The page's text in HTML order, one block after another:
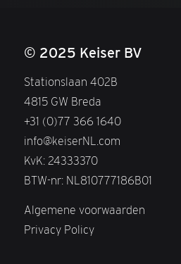
© 2025 Keiser BV
Stationslaan 402B
4815 GW Breda
+31 (0)77 366 1640
info@keiserNL.com
KvK: 24333370
BTW-nr: NL810777186B01
Algemene voorwaarden
Privacy Policy